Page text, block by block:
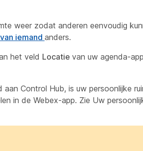
weer zodat anderen eenvoudig
iemand anders.
het veld Locatie van uw agenda-
Control Hub, is uw persoonlijke
in de Webex-app. Zie Uw